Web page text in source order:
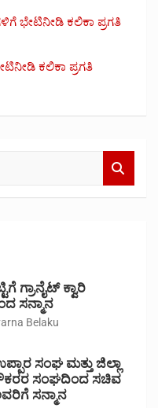
ಭೇಟಿನೀಡಿ ಕಲಿಕಾ ಪ್ರಗತಿ
ಕಲಿಕಾ ಪ್ರಗತಿ
ಗ್ರಾನೈಟ್ ಕ್ವಾರಿ
ಸನ್ಮಾನ
Belaku
ಸಂಘ ಮತ್ತು ಜಿಲ್ಲಾ
ಸಂಘದಿಂದ ಸಚಿವ
ಸನ್ಮಾನ